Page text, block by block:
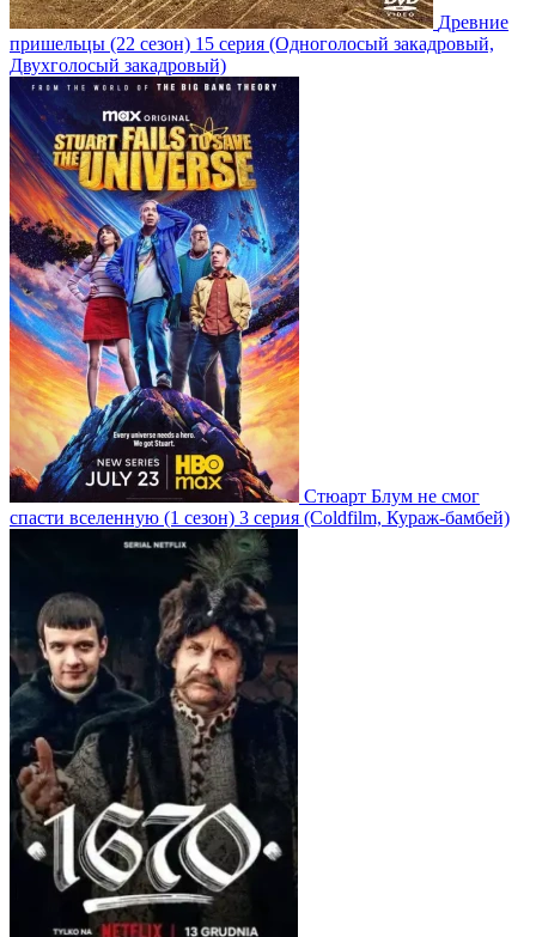
Древние
пришельцы (22 сезон) 15 серия (Одноголосый закадровый,
Двухголосый закадровый)
Стюарт Блум не смог
спасти вселенную (1 сезон) 3 серия (Coldfilm, Кураж-бамбей)